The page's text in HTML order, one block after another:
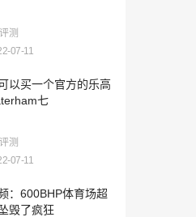
Murray的碳
氢气车
集会跳跃
标D200重整器
评测
07-11
以买一个官方的乐高
七
评测
07-11
：600BHP体育场超
毁了疯狂